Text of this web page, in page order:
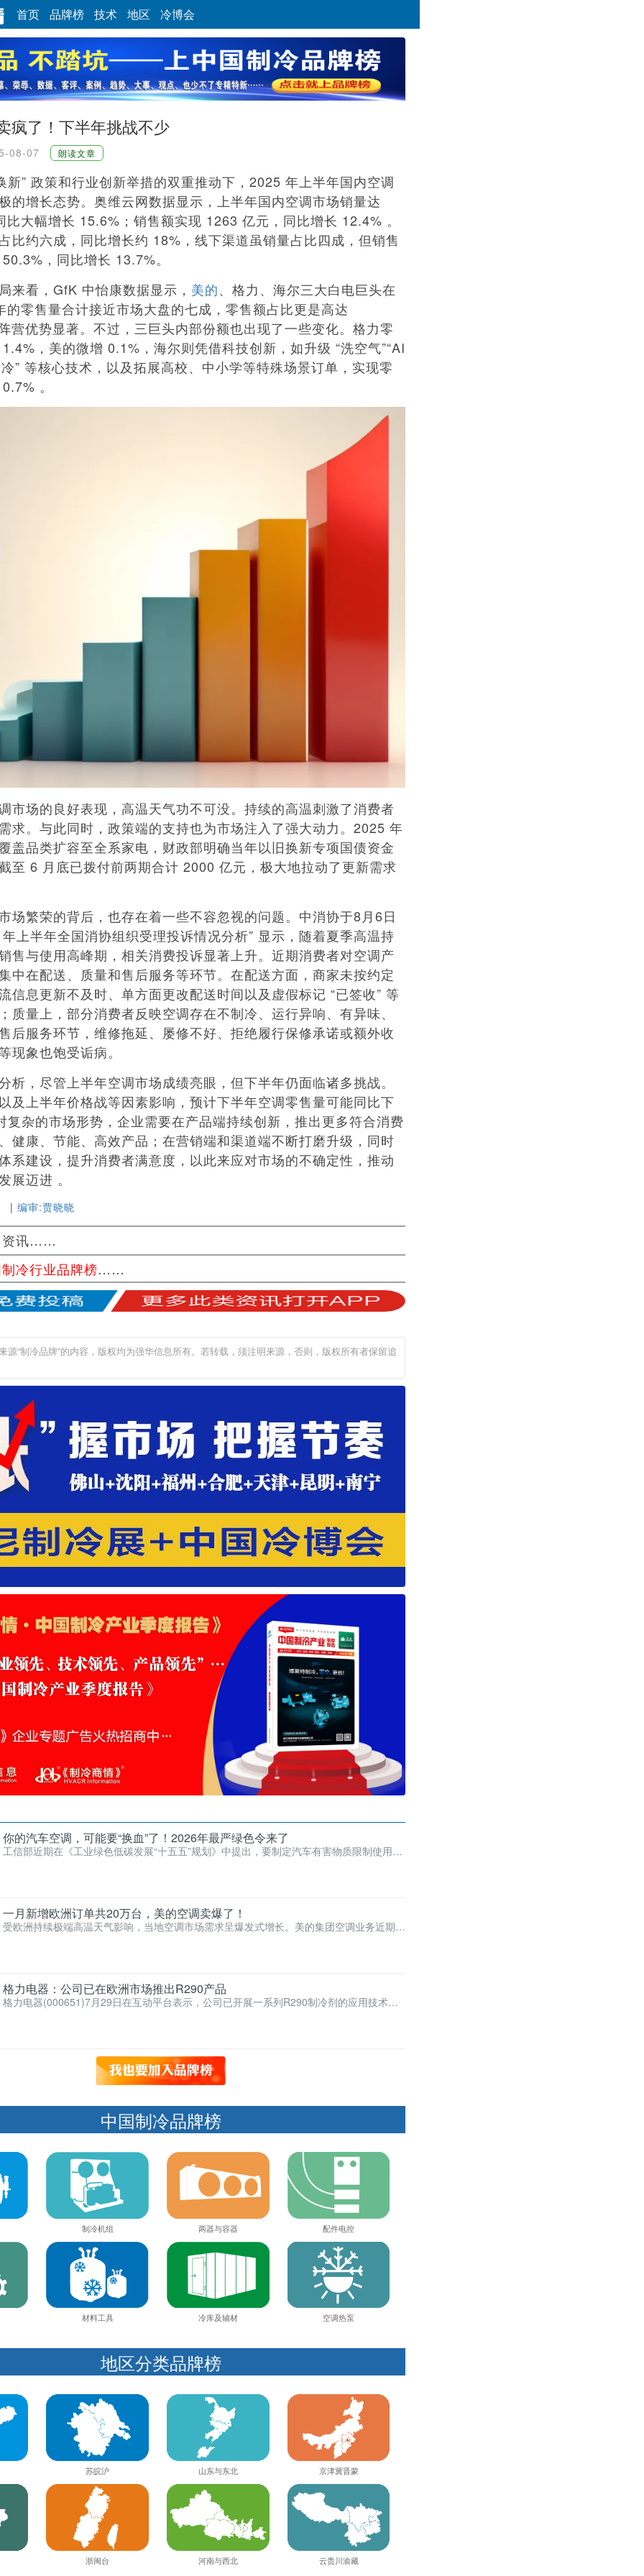
首页 品牌榜 技术 地区 冷博会
疯了！下半年挑战不少
08-07 朗读文章
政策和行业创新举措的双重推动下，2025 年上半年国内空调
的增长态势。奥维云网数据显示，上半年国内空调市场销量达
比大幅增长 15.6%；销售额实现 1263 亿元，同比增长 12.4% 。
比约六成，同比增长约 18%，线下渠道虽销量占比四成，但销售
，同比增长 13.7%。
看，GfK 中怡康数据显示， 美的、格力、海尔三大白电巨头在
的零售量合计接近市场大盘的七成，零售额占比更是高达
营优势显著。不过，三巨头内部份额也出现了一些变化。格力零
，美的微增 0.1%，海尔则凭借科技创新，如升级 “洗空气”“AI
” 等核心技术，以及拓展高校、中小学等特殊场景订单，实现零
。
的良好表现，高温天气功不可没。持续的高温刺激了消费者
求。与此同时，政策端的支持也为市场注入了强大动力。2025 年
盖品类扩容至全系家电，财政部明确当年以旧换新专项国债资金
至 6 月底已拨付前两期合计 2000 亿元，极大地拉动了更新需求
荣的背后，也存在着一些不容忽视的问题。中消协于8月6日
上半年全国消协组织受理投诉情况分析” 显示，随着夏季高温持
售与使用高峰期，相关消费投诉显著上升。近期消费者对空调产
中在配送、质量和售后服务等环节。在配送方面，商家未按约定
信息更新不及时、单方面更改配送时间以及虚假标记 “已签收” 等
质量上，部分消费者反映空调存在不制冷、运行异响、有异味、
后服务环节，维修拖延、屡修不好、拒绝履行保修承诺或额外收
现象也饱受诟病。
尽管上半年空调市场成绩亮眼，但下半年仍面临诸多挑战。
及上半年价格战等因素影响，预计下半年空调零售量可能同比下
复杂的市场形势，企业需要在产品端持续创新，推出更多符合消费
健康、节能、高效产品；在营销端和渠道端不断打磨升级，同时
系建设，提升消费者满意度，以此来应对市场的不确定性，推动
展迈进 。
| 编审:贾晓晓
资讯……
冷行业品牌榜……
源“制冷品牌”的内容，版权均为强华信息所有。若转载，须注明来源，否则，版权所有者保留追
你的汽车空调，可能要“换血”了！2026年最严绿色令来了
工信部近期在《工业绿色低碳发展“十五五”规划》中提出，要制定汽车有害物质限制使用国
一月新增欧洲订单共20万台，美的空调卖爆了！
受欧洲持续极端高温天气影响，当地空调市场需求呈爆发式增长。美的集团空调业务近期迎
格力电器：公司已在欧洲市场推出R290产品
格力电器(000651)7月29日在互动平台表示，公司已开展一系列R290制冷剂的应用技术研
中国制冷品牌榜
制冷机组 两器与容器 配件电控
材料工具 冷库及辅材 空调热泵
地区分类品牌榜
苏皖沪 山东与东北 京津冀晋蒙
浙闽台 河南与西北 云贵川渝藏